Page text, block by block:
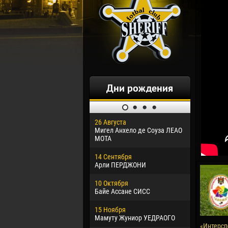
Дни рождения
26 Августа
Мигел Анхело де Соуза ЛЕАО
МОТА
14 Сентября
Арли ПЕРДЖОНИ
10 Октября
Байе Ассане СИСС
15 Ноября
Мамуту Жуниор УЕДРАОГО
24 Февраля
02 Марта
09 Марта